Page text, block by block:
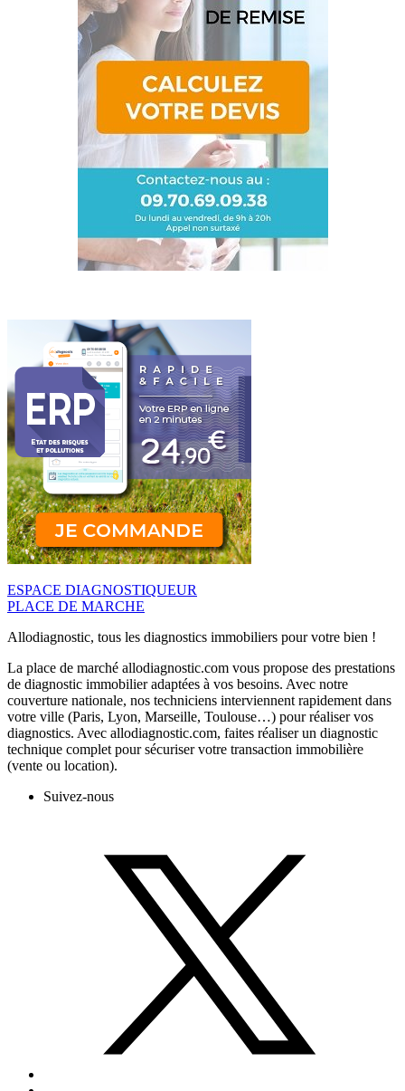
ESPACE DIAGNOSTIQUEUR
PLACE DE MARCHE
Allodiagnostic, tous les diagnostics immobiliers pour votre bien !
La place de marché allodiagnostic.com vous propose des prestations
de diagnostic immobilier adaptées à vos besoins. Avec notre
couverture nationale, nos techniciens interviennent rapidement dans
votre ville (Paris, Lyon, Marseille, Toulouse…) pour réaliser vos
diagnostics. Avec allodiagnostic.com, faites réaliser un diagnostic
technique complet pour sécuriser votre transaction immobilière
(vente ou location).
Suivez-nous